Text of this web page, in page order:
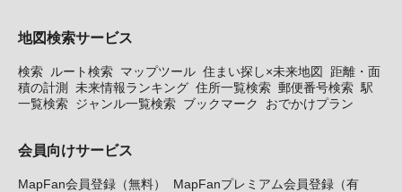
地図検索サービス
検索 ルート検索 マップツール 住まい探し×未来地図
距離・面
積の計測
未来情報ランキング 住所一覧検索 郵便番号検索 駅
一覧検索 ジャンル一覧検索 ブックマーク おでかけプラン
会員向けサービス
MapFan会員登録（無料）
MapFanプレミアム会員登録（有